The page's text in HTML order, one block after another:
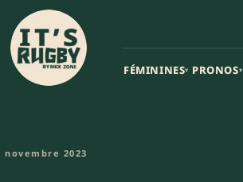
FÉMININES▾ PRONOS▾
novembre 2023